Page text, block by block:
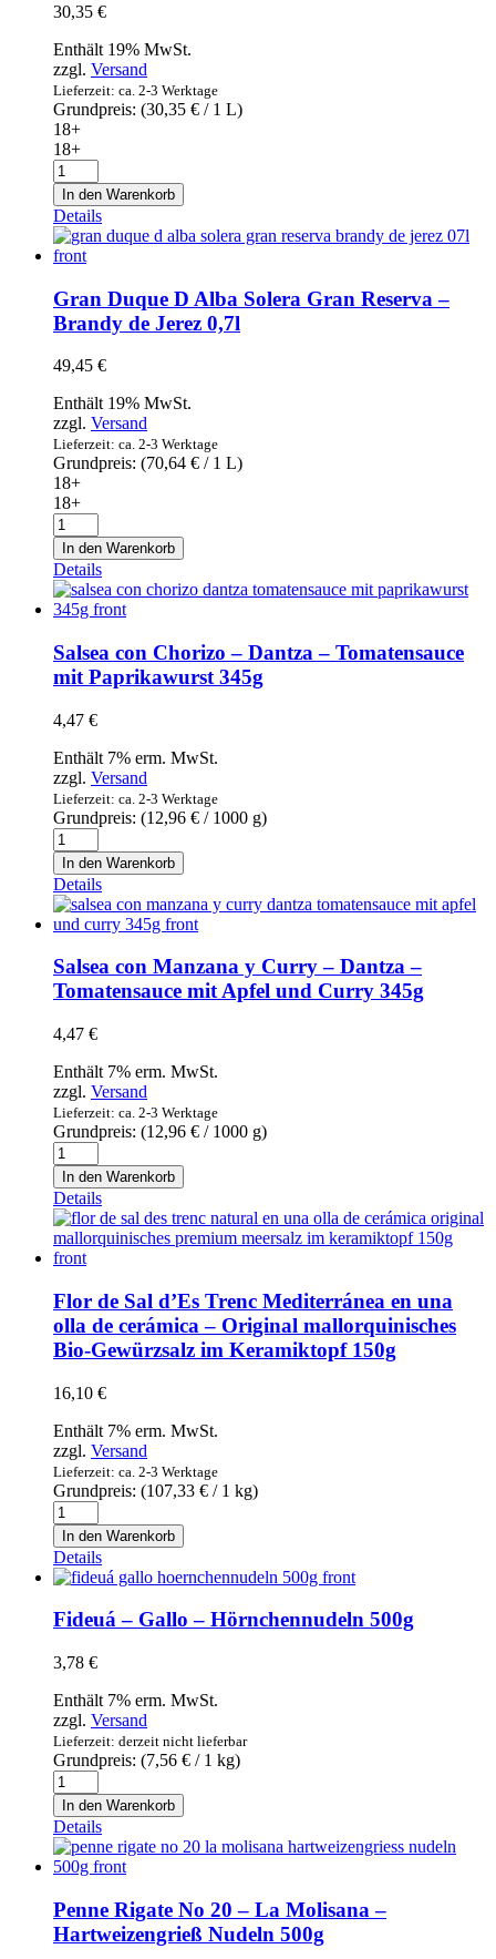
Menge
30,35 €
Enthält 19% MwSt.
zzgl. Versand
Lieferzeit: ca. 2-3 Werktage
Grundpreis: (30,35 € / 1 L)
18+
18+
Veterano
Osborn
-
spanische
Spirituosenspezialität
1l
Menge
In den Warenkorb
Details
Gran Duque D Alba Solera Gran Reserva –
Brandy de Jerez 0,7l
49,45 €
Enthält 19% MwSt.
zzgl. Versand
Lieferzeit: ca. 2-3 Werktage
Grundpreis: (70,64 € / 1 L)
18+
18+
Gran
Duque
D
Alba
Solera
Gran
Reserva
-
Brandy
Jerez
Menge
In den Warenkorb
Details
Salsea con Chorizo – Dantza – Tomatensauce
mit Paprikawurst 345g
4,47 €
Enthält 7% erm. MwSt.
zzgl. Versand
Lieferzeit: ca. 2-3 Werktage
Grundpreis: (12,96 € / 1000 g)
Salsea
con
Chorizo
-
Dantza
-
Tomatensauce
mit
Paprikawurst
Menge
In den Warenkorb
Details
Salsea con Manzana y Curry – Dantza –
Tomatensauce mit Apfel und Curry 345g
4,47 €
Enthält 7% erm. MwSt.
zzgl. Versand
Lieferzeit: ca. 2-3 Werktage
Grundpreis: (12,96 € / 1000 g)
Salsea
con
Manzana
y
Curry
-
Dantza
-
Tomatensauce
mit
Apfel
Curry
Menge
In den Warenkorb
Details
Flor de Sal d’Es Trenc Mediterránea en una
olla de cerámica – Original mallorquinisches
Bio-Gewürzsalz im Keramiktopf 150g
16,10 €
Enthält 7% erm. MwSt.
zzgl. Versand
Lieferzeit: ca. 2-3 Werktage
Grundpreis: (107,33 € / 1 kg)
Flor
de
Sal
d'Es
Trenc
Mediterránea
en
olla
cerámica
-
Original
mallorquinisches
Bio-
Gewürzsalz
im
Keramiktopf
150g
In den Warenkorb
Details
Fideuá – Gallo – Hörnchennudeln 500g
3,78 €
Enthält 7% erm. MwSt.
zzgl. Versand
Lieferzeit: derzeit nicht lieferbar
Grundpreis: (7,56 € / 1 kg)
Fideuá
-
Gallo
-
Hörnchennudeln
500g
Menge
In den Warenkorb
Details
Penne Rigate No 20 – La Molisana –
Hartweizengrieß Nudeln 500g